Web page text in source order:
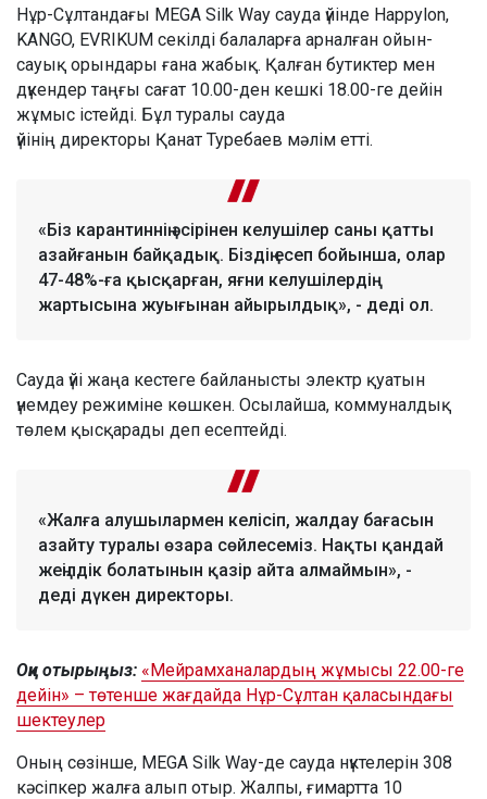
Нұр-Сұлтандағы MEGA Silk Way сауда үйінде Happylon,
KANGO, EVRIKUM секілді балаларға арналған ойын-
сауық орындары ғана жабық. Қалған бутиктер мен
дүкендер таңғы сағат 10.00-ден кешкі 18.00-ге дейін
жұмыс істейді. Бұл туралы сауда
үйінің директоры Қанат Туребаев мәлім етті.
«Біз карантиннің әсірінен келушілер саны қатты
азайғанын байқадық. Біздің есеп бойынша, олар
47-48%-ға қысқарған, яғни келушілердің
жартысына жуығынан айырылдық», - деді ол.
Сауда үйі жаңа кестеге байланысты электр қуатын
үнемдеу режиміне көшкен. Осылайша, коммуналдық
төлем қысқарады деп есептейді.
«Жалға алушылармен келісіп, жалдау бағасын
азайту туралы өзара сөйлесеміз. Нақты қандай
жеңілдік болатынын қазір айта алмаймын», -
деді дүкен директоры.
Оқи отырыңыз: «Мейрамханалардың жұмысы 22.00-ге
дейін» – төтенше жағдайда Нұр-Сұлтан қаласындағы
шектеулер
Оның сөзінше, MEGA Silk Way-де сауда нүктелерін 308
кәсіпкер жалға алып отыр. Жалпы, ғимартта 10